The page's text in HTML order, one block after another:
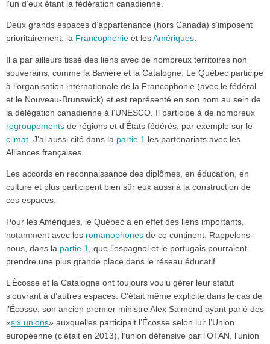
l’un d’eux étant la fédération canadienne.
Deux grands espaces d’appartenance (hors Canada) s’imposent
prioritairement: la Francophonie et les Amériques.
Il a par ailleurs tissé des liens avec de nombreux territoires non
souverains, comme la Bavière et la Catalogne. Le Québec participe
à l’organisation internationale de la Francophonie (avec le fédéral
et le Nouveau-Brunswick) et est représenté en son nom au sein de
la délégation canadienne à l’UNESCO. Il participe à de nombreux
regroupements de régions et d’États fédérés, par exemple sur le
climat . J’ai aussi cité dans la partie 1 les partenariats avec les
Alliances françaises.
Les accords en reconnaissance des diplômes, en éducation, en
culture et plus participent bien sûr eux aussi à la construction de
ces espaces.
Pour les Amériques, le Québec a en effet des liens importants,
notamment avec les romanophones de ce continent. Rappelons-
nous, dans la partie 1
, que l’espagnol et le portugais pourraient
prendre une plus grande place dans le réseau éducatif.
L’Écosse et la Catalogne ont toujours voulu gérer leur statut
s’ouvrant à d’autres espaces. C’était même explicite dans le cas de
l’Écosse, son ancien premier ministre Alex Salmond ayant parlé des
«six unions» auxquelles participait l’Écosse selon lui: l’Union
européenne (c’était en 2013), l’union défensive par l’OTAN, l’union